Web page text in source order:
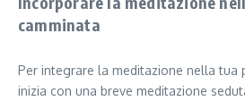
camminata
Per integrare la meditazione nella tua
inizia con una breve meditazione